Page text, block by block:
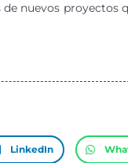
nuevos
LinkedIn